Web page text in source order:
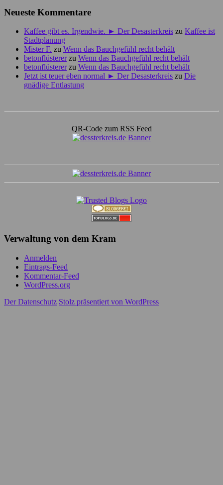
Neueste Kommentare
Kaffee gibt es. Irgendwie. ► Der Desasterkreis zu Kaffee ist
Stadtplanung
Mister F. zu Wenn das Bauchgefühl recht behält
betonflüstererzu Wenn das Bauchgefühl recht behält
betonflüstererzu Wenn das Bauchgefühl recht behält
Jetzt ist teuer eben normal ► Der Desasterkreis zu Die
gnädige Entlastung
QR-Code zum RSS Feed
Verwaltung von dem Kram
Anmelden
Eintrags-Feed
Kommentar-Feed
WordPress.org
Der Datenschutz Stolz präsentiert von WordPress